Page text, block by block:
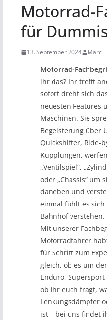
Motorrad-
für
13. September 2024 Marc
Motorrad-
ihr das? Ihr trefft
sofort dreht sich
neuesten Features
Maschinen. Sie
Begeisterung über
Quickshifter, Ride-
Kupplungen,
„Ventilspiel“,
oder „Chassis“ um
daneben und
einmal fühlt es
Bahnhof
Mit unserer
Motorradfahrer
für Schritt zum
gleich, ob es um
Enduro,
ob ihr euch fragt,
Lenkungsdämpfer
ist – bei uns findet